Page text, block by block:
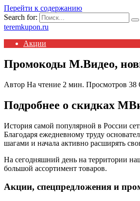
Перейти к содержанию
Search for:
teremkupon.ru
Акции
Промокоды М.Видео,
Автор На чтение 2 мин. Просмотров 38
Подробнее о скидках
История самой популярной в России
Благодаря ежедневному труду
шагами и начала активно расширять
На сегодняшний день на территории
большой ассортимент товаров.
Акции, спецпредложения и